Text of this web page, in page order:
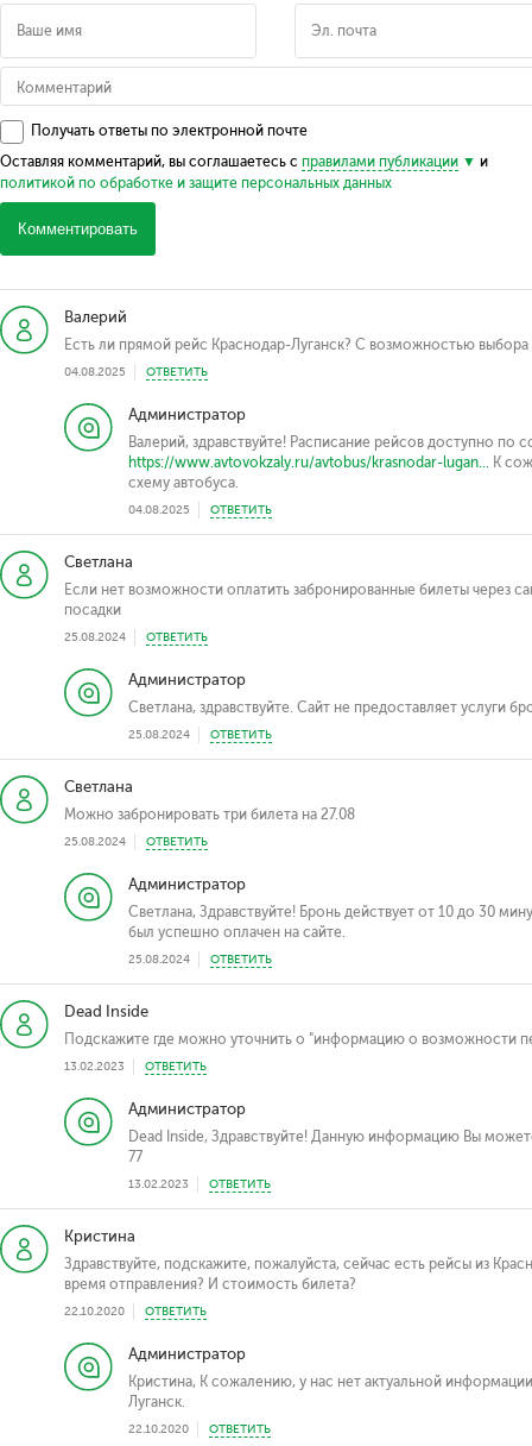
Получать ответы по электронной почте
Оставляя комментарий, вы соглашаетесь с правилами публикации
и
политикой по обработке и защите персональных данных
Комментировать
Валерий
Есть ли прямой рейс Краснодар-Луганск? С возможностью
04.08.2025 ОТВЕТИТЬ
Администратор
Валерий, здравствуйте! Расписание рейсов доступно по
https://www.avtovokzaly.ru/avtobus/krasnodar-lugan... К
схему автобуса.
04.08.2025 ОТВЕТИТЬ
Светлана
Если нет возможности оплатить забронированные билеты через
посадки
25.08.2024 ОТВЕТИТЬ
Администратор
Светлана, здравствуйте. Сайт не предоставляет услуги
25.08.2024 ОТВЕТИТЬ
Светлана
Можно забронировать три билета на 27.08
25.08.2024 ОТВЕТИТЬ
Администратор
Светлана, Здравствуйте! Бронь действует от 10 до 30
был успешно оплачен на сайте.
25.08.2024 ОТВЕТИТЬ
Dead Inside
Подскажите где можно уточнить о "информацию о возможности
13.02.2023 ОТВЕТИТЬ
Администратор
Dead Inside, Здравствуйте! Данную информацию Вы
77
13.02.2023 ОТВЕТИТЬ
Кристина
Здравствуйте, подскажите, пожалуйста, сейчас есть рейсы из
время отправления? И стоимость билета?
22.10.2020 ОТВЕТИТЬ
Администратор
Кристина, К сожалению, у нас нет актуальной
Луганск.
22.10.2020 ОТВЕТИТЬ